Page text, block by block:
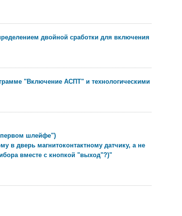
двойной сработки для включения
"Включение АСПТ" и технологическими
первом шлейфе")
в дверь магнитоконтактному датчику, а не
вместе с кнопкой "выход"?)"